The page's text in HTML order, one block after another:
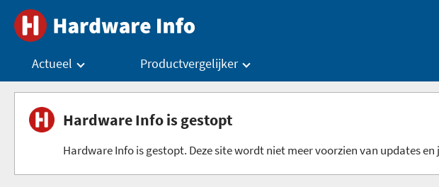
Actueel Productvergelijker
Hardware Info is gestopt
Hardware Info is gestopt. Deze site wordt niet meer voorzien van updates